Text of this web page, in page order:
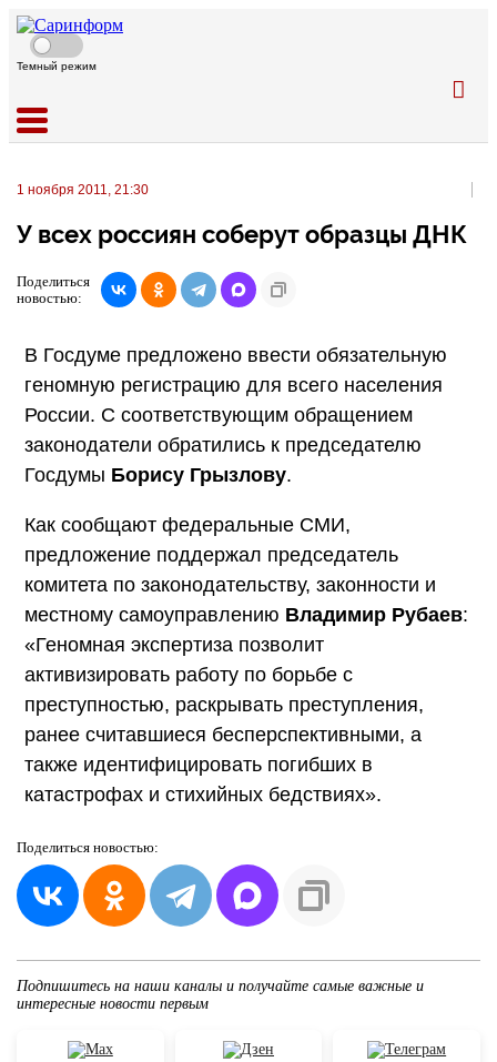
Темный режим
1 ноября 2011, 21:30
У всех россиян соберут образцы ДНК
Поделиться
новостью:
В Госдуме предложено ввести обязательную
геномную регистрацию для всего населения
России. С соответствующим обращением
законодатели обратились к председателю
Госдумы Борису Грызлову.
Как сообщают федеральные СМИ,
предложение поддержал председатель
комитета по законодательству, законности и
местному самоуправлению Владимир Рубаев:
«Геномная экспертиза позволит
активизировать работу по борьбе с
преступностью, раскрывать преступления,
ранее считавшиеся бесперспективными, а
также идентифицировать погибших в
катастрофах и стихийных бедствиях».
Поделиться новостью:
Подпишитесь на наши каналы и получайте самые важные и
интересные новости первым